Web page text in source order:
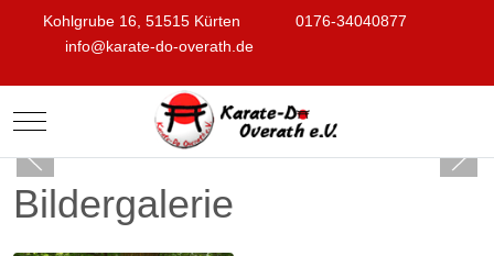
Kohlgrube 16, 51515 Kürten
0176-34040877
info@karate-do-overath.de
Mobile Menu Toggle
Bildergalerie